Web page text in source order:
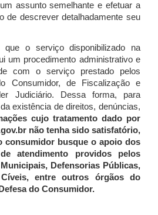
assunto semelhante e efetuar a
de descrever detalhadamente seu
que o serviço disponibilizado na
um procedimento administrativo e
com o serviço prestado pelos
Consumidor, de Fiscalização e
Judiciário. Dessa forma, para
existência de direitos, denúncias,
cujo tratamento dado por
não tenha sido satisfatório,
consumidor busque o apoio dos
atendimento providos pelos
Defensorias Públicas,
entre outros órgãos do
do Consumidor.